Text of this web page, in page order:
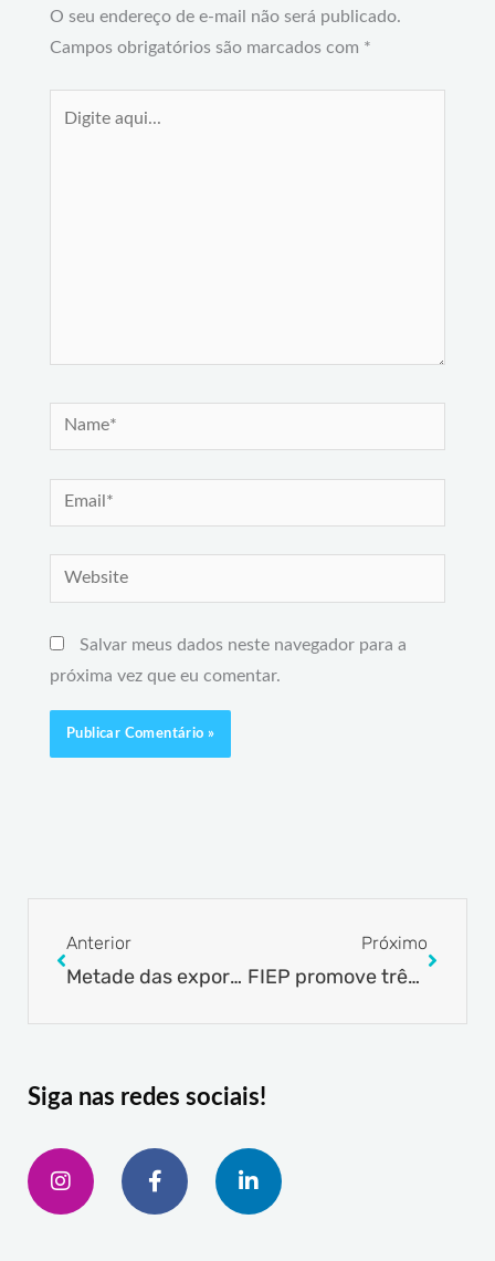
O seu endereço de e-mail não será publicado.
Campos obrigatórios são marcados com *
Name*
Email*
Website
Salvar meus dados neste navegador para a
próxima vez que eu comentar.
Anterior
Metade das exportações para China, UE e Argentina enfrentam barreiras
Próximo
FIEP promove três capacitações sobre técnicas de comércio exterior no mês de junho
Siga nas redes sociais!
I
n
s
t
F
a
c
e
L
n
k